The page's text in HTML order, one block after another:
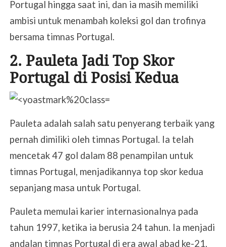
Portugal hingga saat ini, dan ia masih memiliki
ambisi untuk menambah koleksi gol dan trofinya
bersama timnas Portugal.
2. Pauleta Jadi Top Skor
Portugal di Posisi Kedua
Pauleta adalah salah satu penyerang terbaik yang
pernah dimiliki oleh timnas Portugal. Ia telah
mencetak 47 gol dalam 88 penampilan untuk
timnas Portugal, menjadikannya top skor kedua
sepanjang masa untuk Portugal.
Pauleta memulai karier internasionalnya pada
tahun 1997, ketika ia berusia 24 tahun. Ia menjadi
andalan timnas Portugal di era awal abad ke-21,